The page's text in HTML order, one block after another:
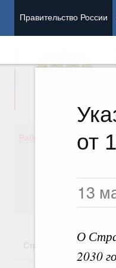
Правительство России
от
13
О
2030
Работа Правительства
Стратегии